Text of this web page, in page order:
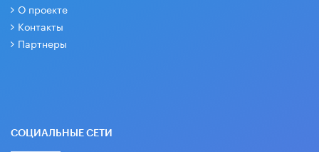
О проекте
Контакты
Партнеры
СОЦИАЛЬНЫЕ СЕТИ